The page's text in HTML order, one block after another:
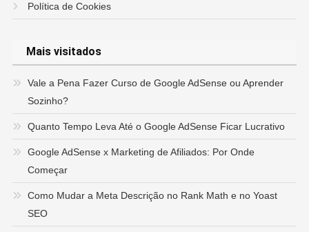
Política de Cookies
Mais visitados
Vale a Pena Fazer Curso de Google AdSense ou Aprender
Sozinho?
Quanto Tempo Leva Até o Google AdSense Ficar Lucrativo
Google AdSense x Marketing de Afiliados: Por Onde
Começar
Como Mudar a Meta Descrição no Rank Math e no Yoast
SEO